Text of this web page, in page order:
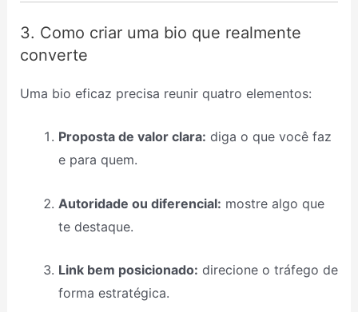
3. Como criar uma bio que realmente
converte
Uma bio eficaz precisa reunir quatro elementos:
Proposta de valor clara: diga o que você faz
e para quem.
Autoridade ou diferencial: mostre algo que
te destaque.
Link bem posicionado: direcione o tráfego de
forma estratégica.